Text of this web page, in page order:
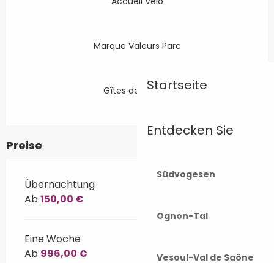
Startseite
Entdecken Sie
Südvogesen
Ognon-Tal
Vesoul-Val de Saône
Marque Valeurs Parc
Gîtes de France
Preise
Übernachtung
Ab 150,00 €
Eine Woche
Ab 996,00 €